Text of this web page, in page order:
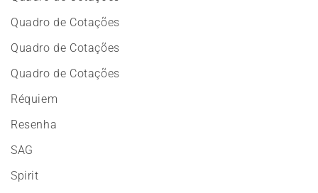
Quadro de Cotações
Quadro de Cotações
Quadro de Cotações
Réquiem
Resenha
SAG
Spirit